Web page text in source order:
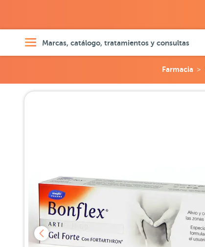
Marcas, catálogo, tratamientos y consultas
Farmacia